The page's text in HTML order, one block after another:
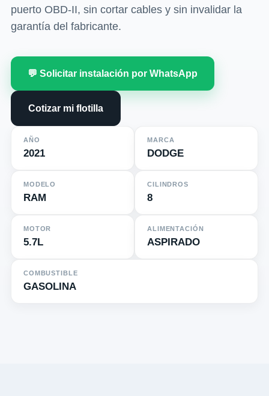
puerto OBD-II, sin cortar cables y sin invalidar la
garantía del fabricante.
💬 Solicitar instalación por WhatsApp
Cotizar mi flotilla
AÑO
2021
MARCA
DODGE
MODELO
RAM
CILINDROS
8
MOTOR
5.7L
ALIMENTACIÓN
ASPIRADO
COMBUSTIBLE
GASOLINA